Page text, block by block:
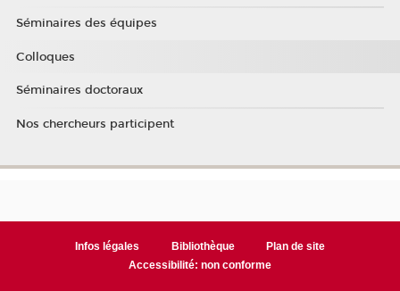
Séminaires des équipes
Colloques
Séminaires doctoraux
Nos chercheurs participent
Infos légales Bibliothèque
Plan de site
Accessibilité: non conforme